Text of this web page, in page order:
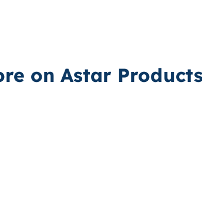
on Astar Products